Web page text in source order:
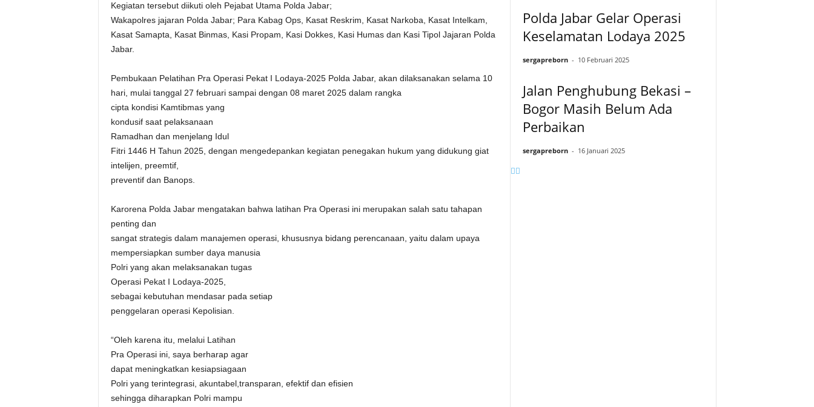
Kegiatan tersebut diikuti oleh Pejabat Utama Polda Jabar;
Wakapolres jajaran Polda Jabar; Para Kabag Ops, Kasat Reskrim, Kasat Narkoba, Kasat Intelkam,
Kasat Samapta, Kasat Binmas, Kasi Propam, Kasi Dokkes, Kasi Humas dan Kasi Tipol Jajaran Polda
Jabar.
Pembukaan Pelatihan Pra Operasi Pekat I Lodaya-2025 Polda Jabar, akan dilaksanakan selama 10
hari, mulai tanggal 27 februari sampai dengan 08 maret 2025 dalam rangka
cipta kondisi Kamtibmas yang
kondusif saat pelaksanaan
Ramadhan dan menjelang Idul
Fitri 1446 H Tahun 2025, dengan mengedepankan kegiatan penegakan hukum yang didukung giat
intelijen, preemtif,
preventif dan Banops.
Karorena Polda Jabar mengatakan bahwa latihan Pra Operasi ini merupakan salah satu tahapan
penting dan
sangat strategis dalam manajemen operasi, khususnya bidang perencanaan, yaitu dalam upaya
mempersiapkan sumber daya manusia
Polri yang akan melaksanakan tugas
Operasi Pekat I Lodaya-2025,
sebagai kebutuhan mendasar pada setiap
penggelaran operasi Kepolisian.
“Oleh karena itu, melalui Latihan
Pra Operasi ini, saya berharap agar
dapat meningkatkan kesiapsiagaan
Polri yang terintegrasi, akuntabel,transparan, efektif dan efisien
sehingga diharapkan Polri mampu
Polda Jabar Gelar Operasi
Keselamatan Lodaya 2025
sergapreborn - 10 Februari 2025
Jalan Penghubung Bekasi –
Bogor Masih Belum Ada
Perbaikan
sergapreborn - 16 Januari 2025